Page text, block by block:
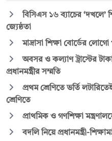
বিসিএস ১৬ ব্যাচের ‘দখলে’
জ্যেষ্ঠতা
মাদ্রাসা শিক্ষা বোর্ডের লোগো
অবসর ও কল্যাণ ট্রাস্টের
প্রধানমন্ত্রীর সম্মতি
প্রথম শ্রেণিতে ভর্তি
শ্রেণিতে
প্রাথমিক ও গণশিক্ষা
বদলি নিয়ে প্রধানমন্ত্রী-